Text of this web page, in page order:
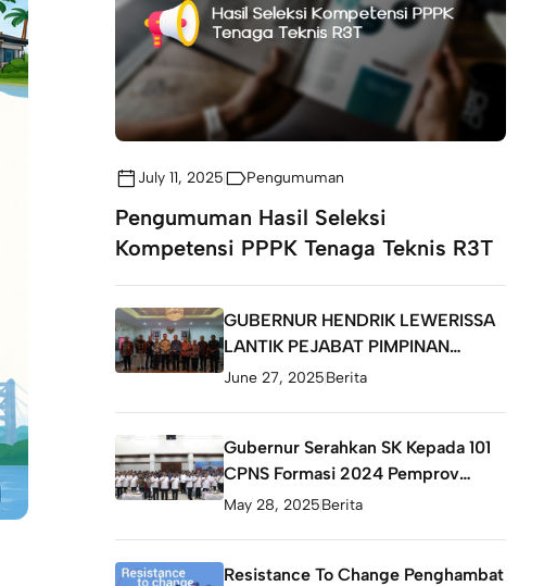
July 11, 2025 Pengumuman
Pengumuman Hasil Seleksi
Kompetensi PPPK Tenaga Teknis R3T
GUBERNUR HENDRIK LEWERISSA
LANTIK PEJABAT PIMPINAN
TINGGI PRATAMA, UMAR
June 27, 2025Berita
Gubernur Serahkan SK Kepada 101
CPNS Formasi 2024 Pemprov
Maluku
May 28, 2025Berita
Resistance To Change Penghambat